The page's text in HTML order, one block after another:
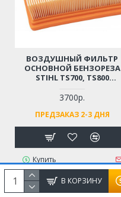
В КОРЗИНУ
ВОЗДУШНЫЙ ФИЛЬТР
ОСНОВНОЙ БЕНЗОРЕЗА
STIHL TS700, TS800
3700р.
ПРЕДЗАКАЗ 2-3 ДНЯ
Купить